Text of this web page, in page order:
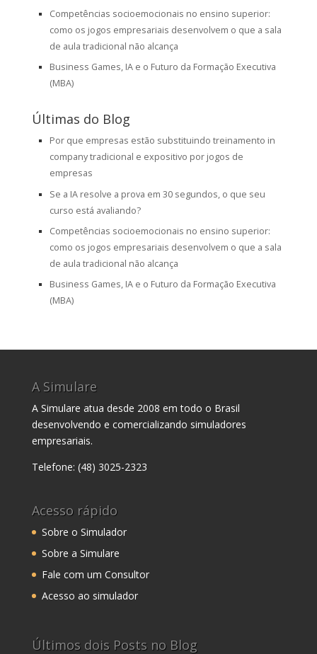
Competências socioemocionais no ensino superior:
como os jogos empresariais desenvolvem o que a sala
de aula tradicional não alcança
Business Games, IA e o Futuro da Formação Executiva
(MBA)
Últimas do Blog
Por que empresas estão substituindo treinamento in
company tradicional e expositivo por jogos de
empresas
Se a IA resolve a prova em 30 segundos, o que seu
curso está avaliando?
Competências socioemocionais no ensino superior:
como os jogos empresariais desenvolvem o que a sala
de aula tradicional não alcança
Business Games, IA e o Futuro da Formação Executiva
(MBA)
A Simulare
A Simulare atua desde 2008 em todo o Brasil
desenvolvendo e comercializando simuladores
empresariais.
Telefone: (48) 3025-2323
Acesso rápido
Sobre o Simulador
Sobre a Simulare
Fale com um Consultor
Acesso ao simulador
Últimos dois Posts no Blog